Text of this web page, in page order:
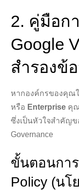
2. คู่มือก
Google
สำรองข้
หากองค์กรของคุณ
หรือ Enterprise คุ
ซึ่งเป็นหัวใจสำคัญข
Governance
ขั้นตอนกา
Policy (นโ